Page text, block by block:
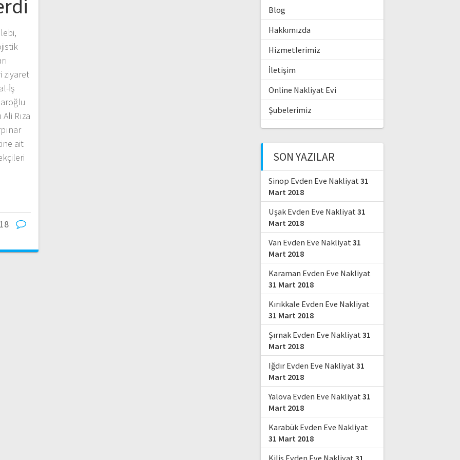
ziyaret
İş
Rıza
ait
Blog
Hakkımızda
Hizmetlerimiz
İletişim
Online Nakliyat Evi
Şubelerimiz
SON YAZILAR
Sinop Evden Eve Nakliyat31
Mart 2018
Uşak Evden Eve Nakliyat31
Mart 2018
Van Evden Eve Nakliyat31
Mart 2018
Karaman Evden Eve Nakliyat
31 Mart 2018
Kırıkkale Evden Eve Nakliyat
31 Mart 2018
Şırnak Evden Eve Nakliyat31
Mart 2018
Iğdır Evden Eve Nakliyat31
Mart 2018
Yalova Evden Eve Nakliyat31
Mart 2018
Karabük Evden Eve Nakliyat
31 Mart 2018